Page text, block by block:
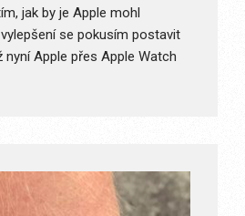
jak by je Apple mohl
se pokusím postavit
nyní Apple přes Apple Watch